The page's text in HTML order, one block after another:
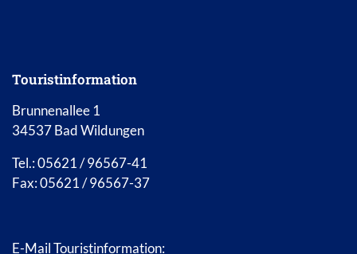
Touristinformation
Brunnenallee 1
34537 Bad Wildungen
Tel.: 05621 / 96567-41
Fax: 05621 / 96567-37
E-Mail Touristinformation: